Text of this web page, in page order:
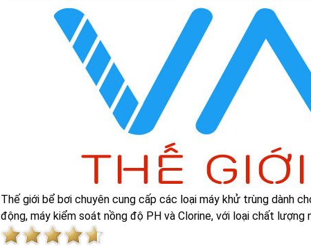
Thế giới bể bơi chuyên cung cấp các loại máy khử trùng dành
động, máy kiểm soát nồng độ PH và Clorine, với loại chất lượng